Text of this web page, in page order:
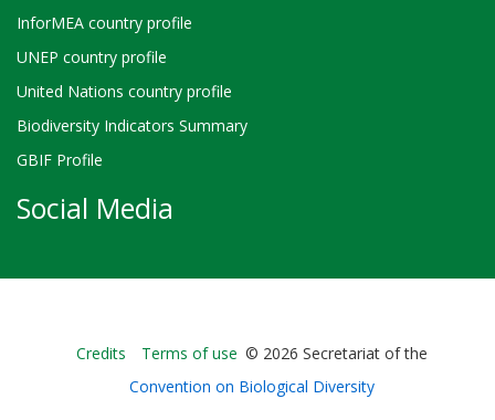
InforMEA country profile
UNEP country profile
United Nations country profile
Biodiversity Indicators Summary
GBIF Profile
Social Media
Bioland
-
Credits Terms of use © 2026 Secretariat of the
Convention on Biological Diversity